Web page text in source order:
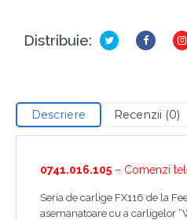
Distribuie:
Descriere Recenzii (0)
0741.016.105 – Comenzi
Seria de carlige FX116 de la
asemanatoare cu a carligelor